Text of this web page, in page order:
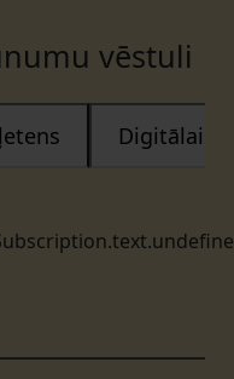
vēstuli
Digitālais